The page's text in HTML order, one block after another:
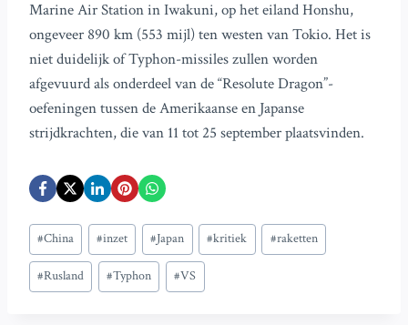
Marine Air Station in Iwakuni, op het eiland Honshu,
ongeveer 890 km (553 mijl) ten westen van Tokio. Het is
niet duidelijk of Typhon-missiles zullen worden
afgevuurd als onderdeel van de “Resolute Dragon”-
oefeningen tussen de Amerikaanse en Japanse
strijdkrachten, die van 11 tot 25 september plaatsvinden.
Bericht
tags:
#China #inzet #Japan #kritiek #raketten
#Rusland #Typhon #VS